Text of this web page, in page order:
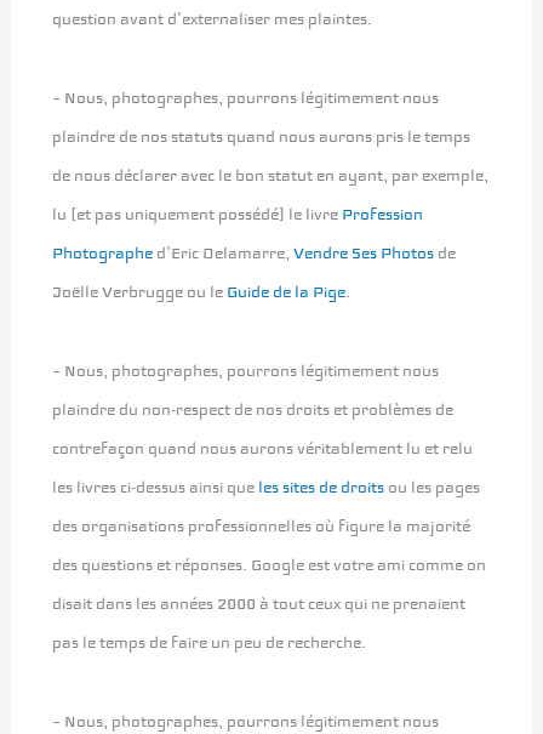
question avant d’externaliser mes plaintes.
– Nous, photographes, pourrons légitimement nous
plaindre de nos statuts quand nous aurons pris le temps
de nous déclarer avec le bon statut en ayant, par exemple,
lu (et pas uniquement possédé) le livre Profession
Photographe d’Eric Delamarre,Vendre Ses Photos de
Joëlle Verbrugge ou le Guide de la Pige.
– Nous, photographes, pourrons légitimement nous
plaindre du non-respect de nos droits et problèmes de
contrefaçon quand nous aurons véritablement lu et relu
les livres ci-dessus ainsi que les sites de droits ou les pages
des organisations professionnelles où figure la majorité
des questions et réponses. Google est votre ami comme on
disait dans les années 2000 à tout ceux qui ne prenaient
pas le temps de faire un peu de recherche.
– Nous, photographes, pourrons légitimement nous